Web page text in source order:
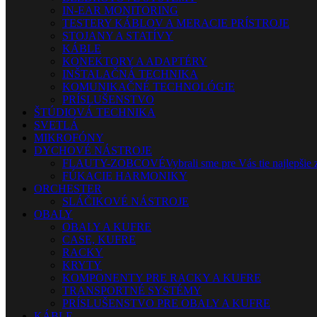
IN-EAR MONITORING
TESTERY KÁBLOV A MERACIE PRÍSTROJE
STOJANY A STATÍVY
KÁBLE
KONEKTORY A ADAPTÉRY
INŠTALAČNÁ TECHNIKA
KOMUNIKAČNÉ TECHNOLÓGIE
PRÍSLUŠENSTVO
ŠTÚDIOVÁ TECHNIKA
SVETLÁ
MIKROFÓNY
DYCHOVÉ NÁSTROJE
FLAUTY-ZOBCOVÉVybrali sme pre Vás tie
FÚKACIE HARMONIKY
ORCHESTER
SLÁČIKOVÉ NÁSTROJE
OBALY
OBALY A KUFRE
CASE, KUFRE
RACKY
KRYTY
KOMPONENTY PRE RACKY A KUFRE
TRANSPORTNÉ SYSTÉMY
PRÍSLUŠENSTVO PRE OBALY A KUFRE